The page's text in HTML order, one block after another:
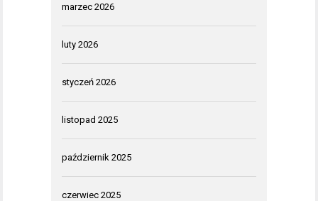
marzec 2026
luty 2026
styczeń 2026
listopad 2025
październik 2025
czerwiec 2025